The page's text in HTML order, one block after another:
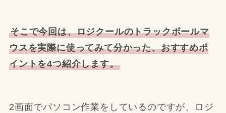
そこで今回は、ロジクールのトラックボールマ
ウスを実際に使ってみて分かった、おすすめポ
イントを4つ紹介します。
2画面でパソコン作業をしているのですが、ロジ